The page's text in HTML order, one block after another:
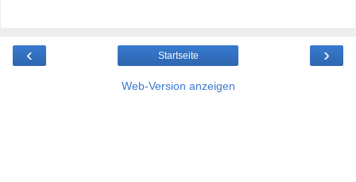
‹ ›
Startseite
Web-Version anzeigen